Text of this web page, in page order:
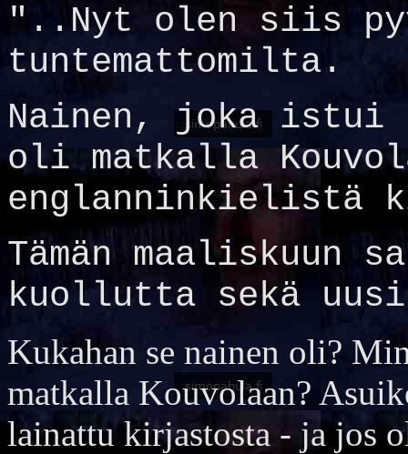
"..Nyt olen siis
tuntemattomilta.
Nainen, joka istui
oli matkalla
englanninkielistä
Tämän maaliskuun
kuollutta sekä
Kukahan se nainen oli?
matkalla Kouvolaan?
lainattu kirjastosta - ja jos